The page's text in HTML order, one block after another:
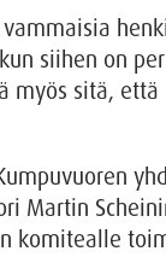
siihen on
myös sitä,
Martin
komitealle